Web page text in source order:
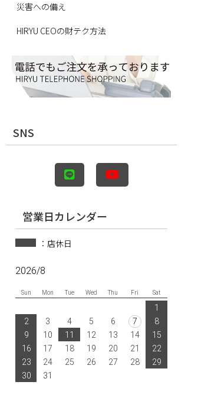
災害への備え
HIRYU CEOの財テク方法
SNS
営業日カレンダー
：店休日
2026/8
Sun Mon Tue Wed Thu Fri Sat
1
2
3 4 5 6 7
8
9
10 11 12 13 14
15
16
17 18 19 20 21
22
23
24 25 26 27 28
29
30
31